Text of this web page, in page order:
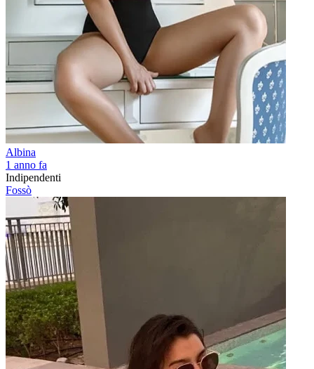
Albina
1 anno fa
Indipendenti
Fossò